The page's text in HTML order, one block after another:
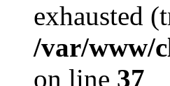
exhausted
/var/www/
on line 37